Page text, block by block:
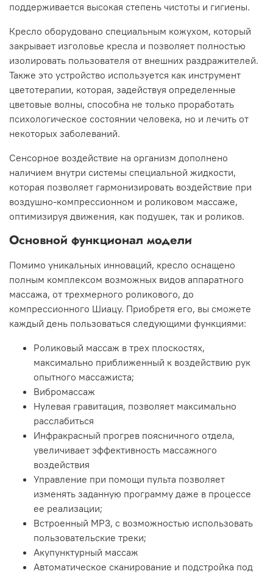
поддерживается высокая степень чистоты и гигиены.
Кресло оборудовано специальным кожухом, который
закрывает изголовье кресла и позволяет полностью
изолировать пользователя от внешних раздражителей.
Также это устройство используется как инструмент
цветотерапии, которая, задействуя определенные
цветовые волны, способна не только проработать
психологическое состоянии человека, но и лечить от
некоторых заболеваний.
Сенсорное воздействие на организм дополнено
наличием внутри системы специальной жидкости,
которая позволяет гармонизировать воздействие при
воздушно-компрессионном и роликовом массаже,
оптимизируя движения, как подушек, так и роликов.
Основной функционал модели
Помимо уникальных инноваций, кресло оснащено
полным комплексом возможных видов аппаратного
массажа, от трехмерного роликового, до
компрессионного Шиацу. Приобретя его, вы сможете
каждый день пользоваться следующими функциями:
Роликовый массаж в трех плоскостях,
максимально приближенный к воздействию рук
опытного массажиста;
Вибромассаж
Нулевая гравитация, позволяет максимально
расслабиться
Инфракрасный прогрев поясничного отдела,
увеличивает эффективность массажного
воздействия
Управление при помощи пульта позволяет
изменять заданную программу даже в процессе
ее реализации;
Встроенный MP3, с возможностью использовать
пользовательские треки;
Акупунктурный массаж
Автоматическое сканирование и подстройка под